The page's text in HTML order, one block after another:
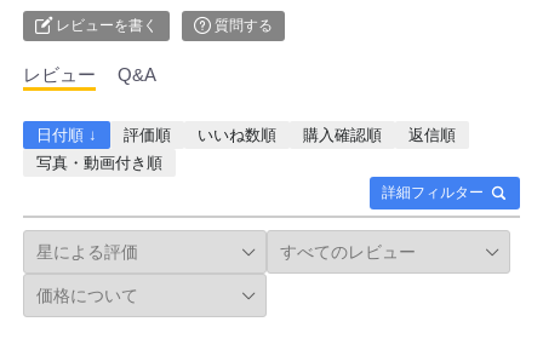
レビューを書く 質問する
レビュー Q&A
詳細フィルター
日付順 ↓ 評価順 いいね数順 購入確認順
返信順
写真・動画付き順